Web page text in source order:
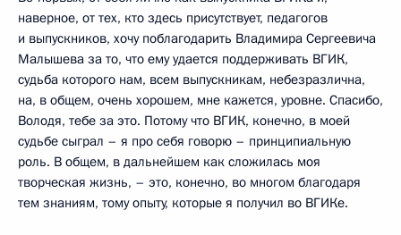
наверное, от тех, кто здесь присутствует, педагогов
и выпускников, хочу поблагодарить Владимира Сергеевича
Малышева за то, что ему удается поддерживать ВГИК,
судьба которого нам, всем выпускникам, небезразлична,
на, в общем, очень хорошем, мне кажется, уровне. Спасибо,
Володя, тебе за это. Потому что ВГИК, конечно, в моей
судьбе сыграл – я про себя говорю – принципиальную
роль. В общем, в дальнейшем как сложилась моя
творческая жизнь, – это, конечно, во многом благодаря
тем знаниям, тому опыту, которые я получил во ВГИКе.